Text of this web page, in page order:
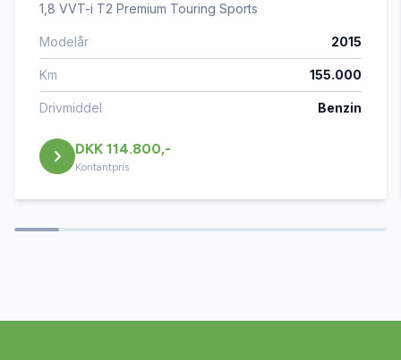
El-ruder x4
El-spejle
Fartpilot
1,8 VVT-i T2 Premium Touring Sports
Modelår 2015
Km 155.000
Drivmiddel Benzin
DKK 114.800,-
Kontantpris